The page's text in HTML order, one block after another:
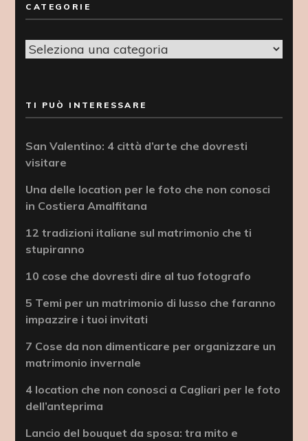
CATEGORIE
Categorie
TI PUÒ INTERESSARE
San Valentino: 4 città d’arte che dovresti
visitare
Una delle location per le foto che non conosci
in Costiera Amalfitana
12 tradizioni italiane sul matrimonio che ti
stupiranno
10 cose che dovresti dire al tuo fotografo
5 Temi per un matrimonio di lusso che faranno
impazzire i tuoi invitati
7 Cose da non dimenticare per organizzare un
matrimonio invernale
4 location che non conosci a Cagliari per le foto
dell’anteprima
Lancio del bouquet da sposa: tra mito e